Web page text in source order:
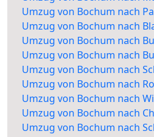
Umzug von Bochum nach
Umzug von Bochum nach
Umzug von Bochum nach
Umzug von Bochum nach
Umzug von Bochum nach
Umzug von Bochum nach
Umzug von Bochum nach
Umzug von Bochum nach
Umzug von Bochum nach